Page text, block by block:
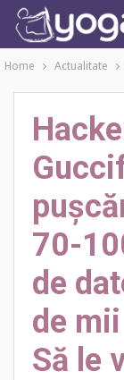
Home Actualitate
70-
de
de
Să le